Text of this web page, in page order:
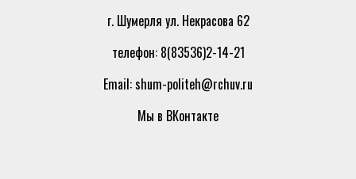
г. Шумерля ул. Некрасова 62
телефон: 8(83536)2-14-21
Email: shum-politeh@rchuv.ru
Мы в ВКонтакте